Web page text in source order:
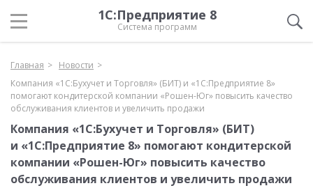
1С:Предприятие 8
Система программ
Главная
Новости
Компания «1С:Бухучет и Торговля» (БИТ) и «1С:Предприятие 8»
помогают кондитерской компании «Рошен-Юг» повысить качество
обслуживания клиентов и увеличить продажи
Компания «1С:Бухучет и Торговля» (БИТ)
и «1С:Предприятие 8» помогают кондитерской
компании «Рошен-Юг» повысить качество
обслуживания клиентов и увеличить продажи